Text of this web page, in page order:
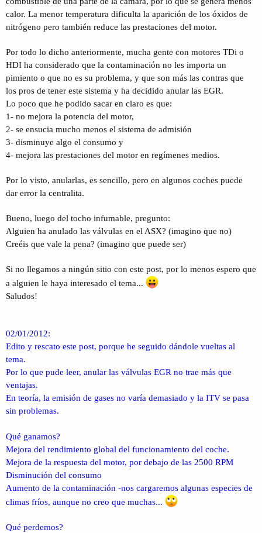
calor. La menor temperatura dificulta la aparición de los óxidos de
nitrógeno pero también reduce las prestaciones del motor.
Por todo lo dicho anteriormente, mucha gente con motores TDi o
HDI ha considerado que la contaminación no les importa un
pimiento o que no es su problema, y que son más las contras que
los pros de tener este sistema y ha decidido anular las EGR.
Lo poco que he podido sacar en claro es que:
1- no mejora la potencia del motor,
2- se ensucia mucho menos el sistema de admisión
3- disminuye algo el consumo y
4- mejora las prestaciones del motor en regímenes medios.
Por lo visto, anularlas, es sencillo, pero en algunos coches puede
dar error la centralita.
Bueno, luego del tocho infumable, pregunto:
Alguien ha anulado las válvulas en el ASX? (imagino que no)
Creéis que vale la pena? (imagino que puede ser)
Si no llegamos a ningún sitio con este post, por lo menos espero que
a alguien le haya interesado el tema...
Saludos!
02/01/2012:
Edito y rescato este post, porque he seguido dándole vueltas al
tema.
Por lo que pude leer, anular las válvulas EGR no trae más que
ventajas.
En teoría, la emisión de gases no varía demasiado y la ITV se pasa
sin problemas.
Qué ganamos?
Mejora del rendimiento global del funcionamiento del coche.
Mejora de la respuesta del motor, por debajo de las 2500 RPM
Disminución del consumo
Aumento de la contaminación -nos cargaremos algunas especies de
climas fríos, aunque no creo que muchas...
Qué perdemos?